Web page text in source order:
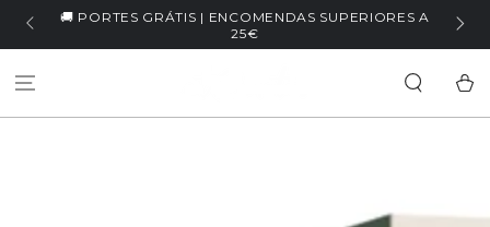
IR PARA O
CONTEÚDO🏷️ WELCOME5 | -5% NA PRIMEIRA COMPRA
A